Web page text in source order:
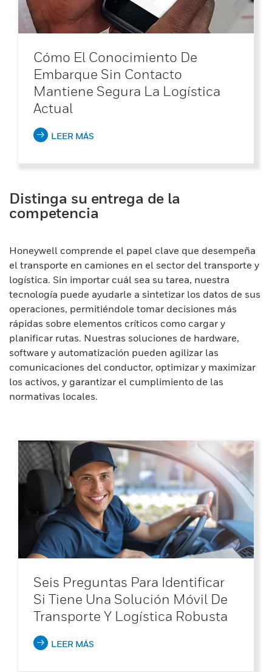
Cómo El Conocimiento De
Embarque Sin Contacto
Mantiene Segura La Logística
Actual
LEER MÁS
Distinga su entrega de la
competencia
Honeywell comprende el papel clave que desempeña
el transporte en camiones en el sector del transporte y
logística. Sin importar cuál sea su tarea, nuestra
tecnología puede ayudarle a sintetizar los datos de sus
operaciones, permitiéndole tomar decisiones más
rápidas sobre elementos críticos como cargar y
planificar rutas. Nuestras soluciones de hardware,
software y automatización pueden agilizar las
comunicaciones del conductor, optimizar y maximizar
los activos, y garantizar el cumplimiento de las
normativas locales.
Seis Preguntas Para Identificar
Si Tiene Una Solución Móvil De
Transporte Y Logística Robusta
LEER MÁS